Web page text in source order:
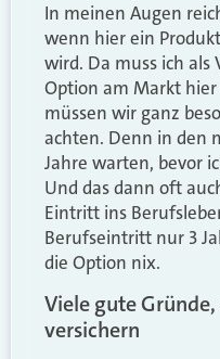
In meinen Augen
wenn hier ein
wird. Da muss ich
Option am Markt
müssen wir ganz
achten. Denn in den
Jahre warten, bevor
Und das dann oft
Eintritt ins
Berufseintritt nur 3
die Option nix.
Viele gute
versichern